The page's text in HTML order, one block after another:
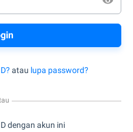
atau lupa password?
dengan akun ini